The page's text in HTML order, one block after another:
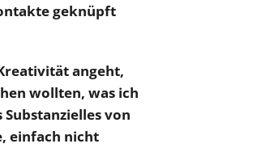
geknüpft
angeht,
wollten, was ich
von
einfach nicht